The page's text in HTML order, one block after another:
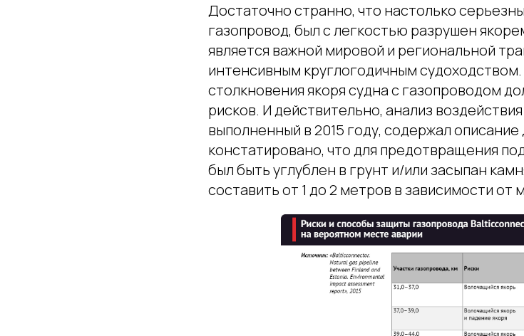
Достаточно странно, что настолько
газопровод, был с легкостью разрушен
является важной мировой и региональной
интенсивным круглогодичным
столкновения якоря судна с газопроводом
рисков. И действительно, анализ
выполненный в 2015 году, содержал
констатировано, что для предотвращения
был быть углублен в грунт и/или засыпан
составить от 1 до 2 метров в зависимости от